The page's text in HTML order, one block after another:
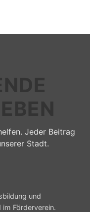
Jeder Beitrag
Stadt.
und
Förderverein.